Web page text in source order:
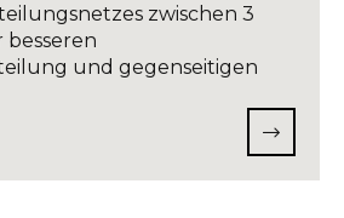
zwischen 3
und gegenseitigen